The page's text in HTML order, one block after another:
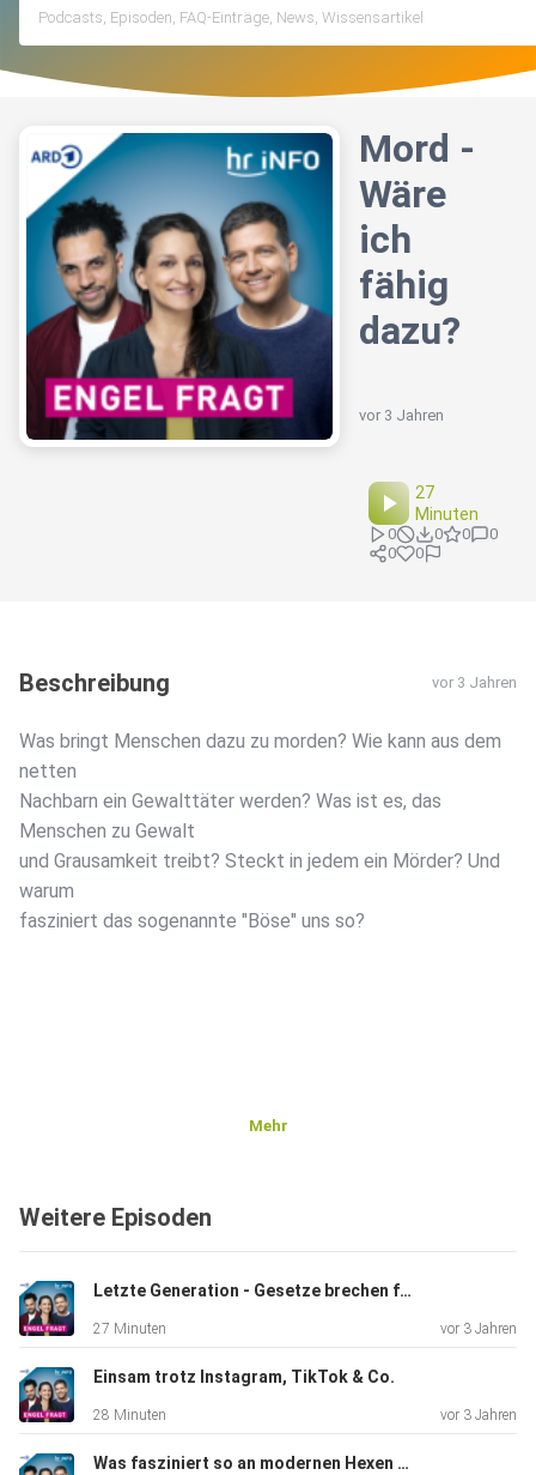
Mord -
Wäre
ich
fähig
dazu?
vor 3 Jahren
27
Minuten
0 0 0
0
0
0
Beschreibung vor 3 Jahren
Was bringt Menschen dazu zu morden? Wie kann aus dem
netten
Nachbarn ein Gewalttäter werden? Was ist es, das
Menschen zu Gewalt
und Grausamkeit treibt? Steckt in jedem ein Mörder? Und
warum
fasziniert das sogenannte "Böse" uns so?
Mehr
Weitere Episoden
Letzte Generation - Gesetze brechen fürs Klima?
27 Minuten vor 3 Jahren
Einsam trotz Instagram, TikTok & Co.
28 Minuten vor 3 Jahren
Was fasziniert so an modernen Hexen und Schamanen?